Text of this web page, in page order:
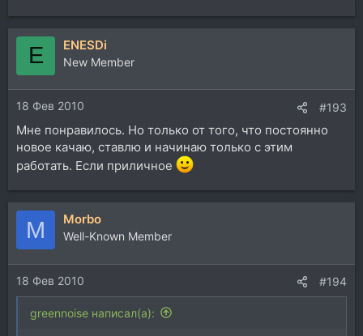
E ENESDi
New Member
18 Фев 2010 #193
Мне понравилось. Но только от того, что постоянно
новое качаю, ставлю и начинаю только с этим
работать. Если приличное
M Morbo
Well-Known Member
18 Фев 2010 #194
greennoise написал(а):